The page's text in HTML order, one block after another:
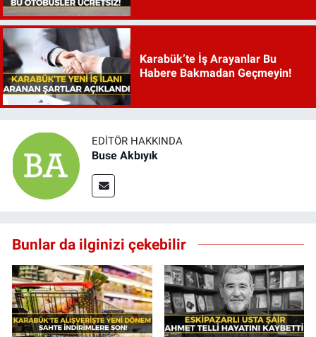
Karabük’te İş Arayanlar Bu
Habere Bakmadan Geçmeyin!
EDITÖR HAKKINDA
Buse Akbıyık
Bunlar da ilginizi çekebilir